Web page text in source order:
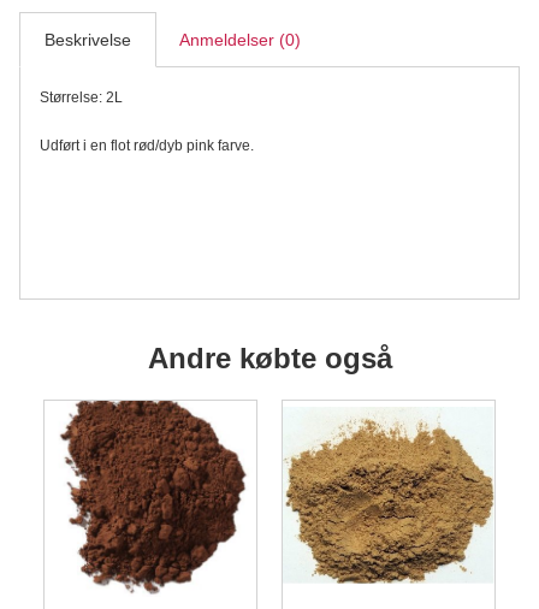
Beskrivelse Anmeldelser (0)
Størrelse: 2L
Udført i en flot rød/dyb pink farve.
Andre købte også